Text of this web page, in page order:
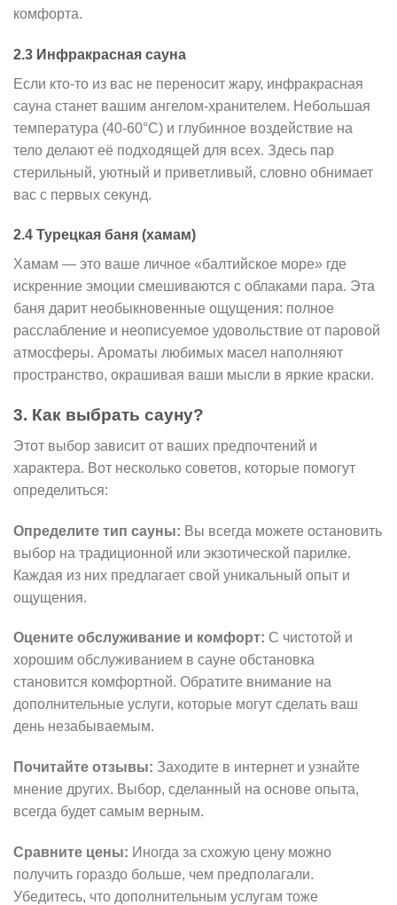
комфорта.
2.3 Инфракрасная сауна
Если кто-то из вас не переносит жару, инфракрасная
сауна станет вашим ангелом-хранителем. Небольшая
температура (40-60°C) и глубинное воздействие на
тело делают её подходящей для всех. Здесь пар
стерильный, уютный и приветливый, словно обнимает
вас с первых секунд.
2.4 Турецкая баня (хамам)
Хамам — это ваше личное «балтийское море» где
искренние эмоции смешиваются с облаками пара. Эта
баня дарит необыкновенные ощущения: полное
расслабление и неописуемое удовольствие от паровой
атмосферы. Ароматы любимых масел наполняют
пространство, окрашивая ваши мысли в яркие краски.
3. Как выбрать сауну?
Этот выбор зависит от ваших предпочтений и
характера. Вот несколько советов, которые помогут
определиться:
Определите тип сауны: Вы всегда можете остановить
выбор на традиционной или экзотической парилке.
Каждая из них предлагает свой уникальный опыт и
ощущения.
Оцените обслуживание и комфорт: С чистотой и
хорошим обслуживанием в сауне обстановка
становится комфортной. Обратите внимание на
дополнительные услуги, которые могут сделать ваш
день незабываемым.
Почитайте отзывы: Заходите в интернет и узнайте
мнение других. Выбор, сделанный на основе опыта,
всегда будет самым верным.
Сравните цены: Иногда за схожую цену можно
получить гораздо больше, чем предполагали.
Убедитесь, что дополнительным услугам тоже